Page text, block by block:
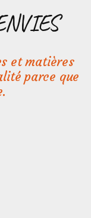
et matières
parce que